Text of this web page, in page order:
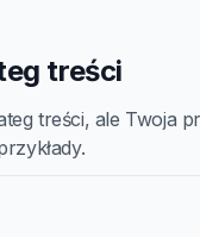
treści
treści, ale Twoja